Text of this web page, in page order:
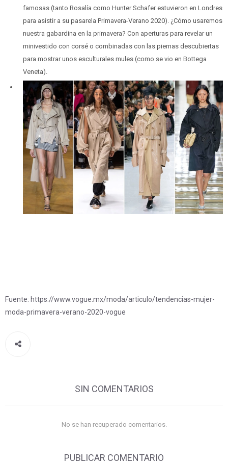
famosas (tanto Rosalía como Hunter Schafer estuvieron en Londres
para asistir a su pasarela Primavera-Verano 2020). ¿Cómo usaremos
nuestra gabardina en la primavera? Con aperturas para revelar un
minivestido con corsé o combinadas con las piernas descubiertas
para mostrar unos esculturales mules (como se vio en Bottega
Veneta).
Fuente: https://www.vogue.mx/moda/articulo/tendencias-mujer-
moda-primavera-verano-2020-vogue
SIN COMENTARIOS
No se han recuperado comentarios.
PUBLICAR COMENTARIO